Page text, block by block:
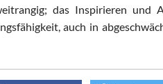
das Inspirieren und
auch in